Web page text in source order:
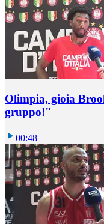
Olimpia, gioia
gruppo!"
00:48